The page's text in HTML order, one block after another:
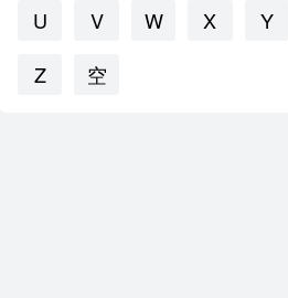
U
V W X
Y
Z
空